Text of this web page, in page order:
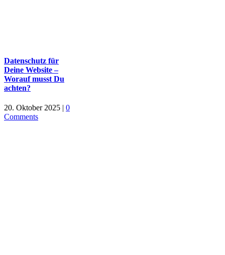
Datenschutz für
Deine Website –
Worauf musst Du
achten?
20. Oktober 2025 | 0
Comments